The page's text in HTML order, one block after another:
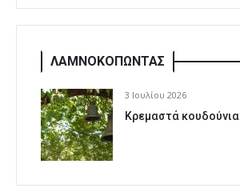
ΛΑΜΝΟΚΟΠΩΝΤΑΣ
3 Ιουλίου 2026
Κρεμαστά κουδούνια